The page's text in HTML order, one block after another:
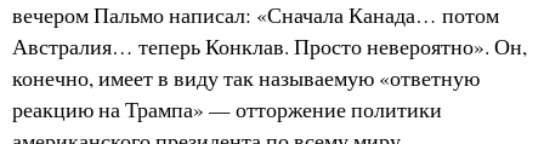
вечером Пальмо написал: «Сначала Канада… потом
Австралия… теперь Конклав. Просто невероятно». Он,
конечно, имеет в виду так называемую «ответную
реакцию на Трампа» — отторжение политики